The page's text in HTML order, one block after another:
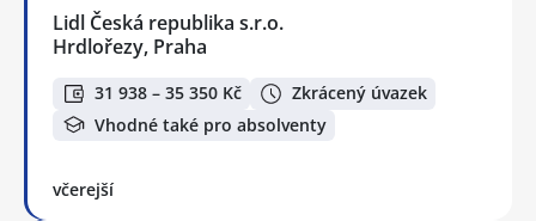
Lidl Česká republika s.r.o.
Hrdlořezy, Praha
31 938 – 35 350 Kč
Zkrácený úvazek
Vhodné také pro absolventy
včerejší